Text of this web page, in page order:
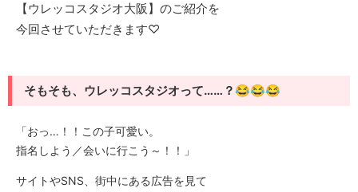
【ウレッコスタジオ大阪】のご紹介を
今回させていただきます♡
そもそも、ウレッコスタジオって……？😂😂😂
「おっ…！！この子可愛い。
指名しよう／会いに行こう～！！」
サイトやSNS、街中にある広告を見て